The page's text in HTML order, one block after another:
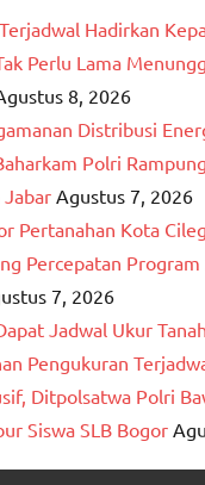
Hadirkan
Perlu Lama
8, 2026
Distribusi
Polri
Agustus 7, 2026
Pertanahan Kota
Percepatan
7, 2026
Jadwal Ukur
Pengukuran
Ditpolsatwa Polri
Siswa SLB Bogor